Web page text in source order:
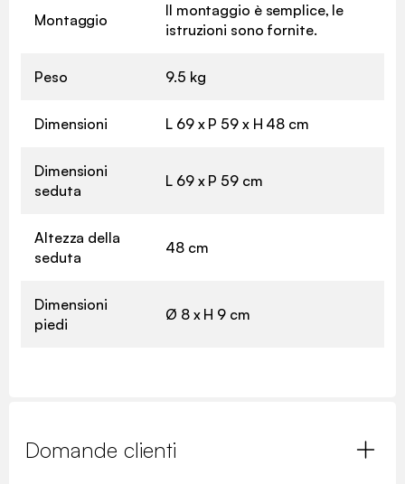
Montaggio
Il montaggio è semplice, le
istruzioni sono fornite.
Peso 9.5 kg
Dimensioni L 69 x P 59 x H 48 cm
Dimensioni
seduta
L 69 x P 59 cm
Altezza della
seduta
48 cm
Dimensioni
piedi
Ø 8 x H 9 cm
Domande clienti